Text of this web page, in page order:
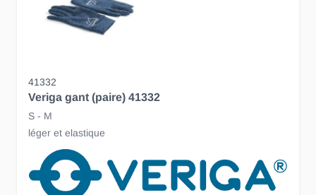
41332
Veriga gant (paire) 41332
S - M
léger et elastique